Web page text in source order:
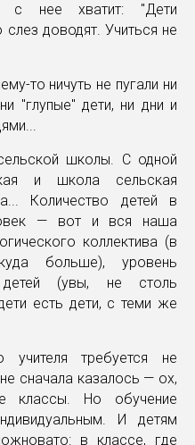
нее хватит: "Дети
доводят. Учиться не
то ничуть не пугали ни
"глупые" дети, ни дни и
школы. С одной
и школа сельская
Количество детей в
— вот и вся наша
коллектива (в
больше), уровень
детей (увы, не столь
есть дети, с теми же
учителя требуется не
сначала казалось — ох,
классы. Но обучение
И детям
в классе, где